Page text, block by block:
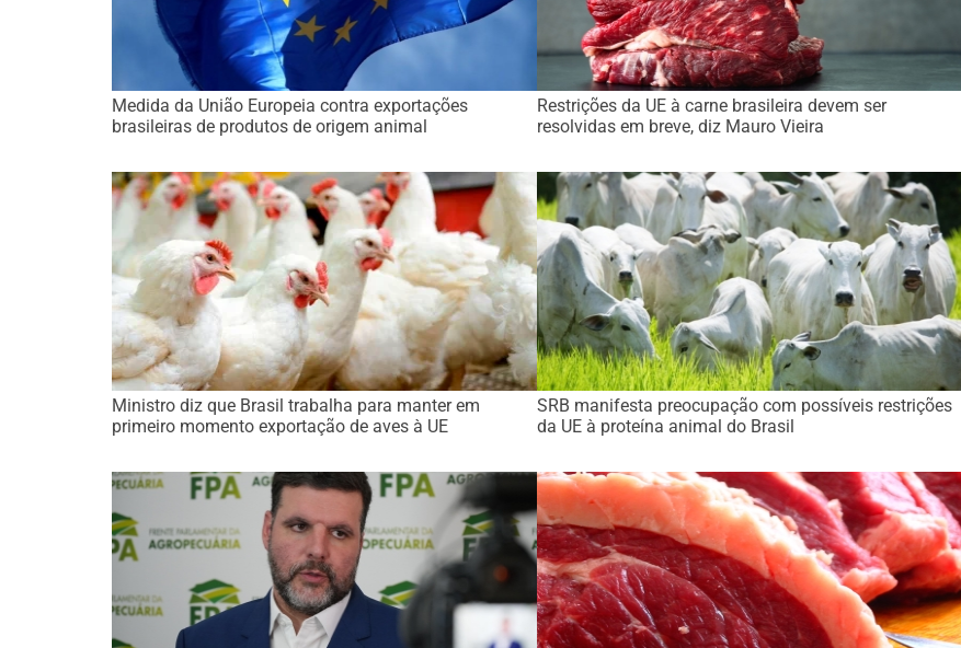
Medida da União Europeia contra exportações
brasileiras de produtos de origem animal
Restrições da UE à carne brasileira devem ser
resolvidas em breve, diz Mauro Vieira
Ministro diz que Brasil trabalha para manter em
primeiro momento exportação de aves à UE
SRB manifesta preocupação com possíveis restrições
da UE à proteína animal do Brasil